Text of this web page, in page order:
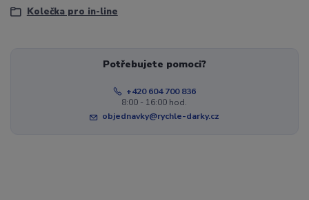
Kolečka pro in-line
Potřebujete pomoci?
+420 604 700 836
8:00 - 16:00 hod.
objednavky@rychle-darky.cz